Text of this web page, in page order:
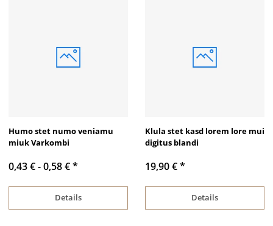
Humo stet numo veniamu
miuk Varkombi
0,43 € -0,58 €*
Details
Klula stet kasd lorem lore mui
digitus blandi
19,90 €*
Details